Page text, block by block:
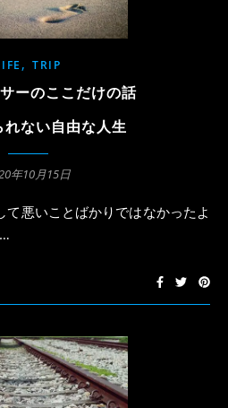
, TRIP
ーのここだけの話
れない自由な人生
年10月15日